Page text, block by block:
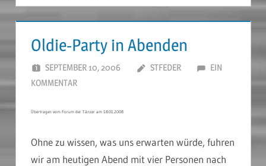
Oldie-Party in Abenden
SEPTEMBER 10, 2006 STFEDER
EIN
KOMMENTAR
Übertragen vom Forum der Tänzer am 18.01.2008
Ohne zu wissen, was uns erwarten würde, fuhren
wir am heutigen Abend mit vier Personen nach